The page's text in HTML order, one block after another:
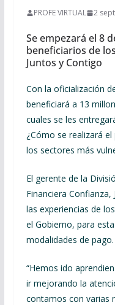
PROFE VIRTUAL 2
Se empezará el 8
beneficiarios de
Juntos y Contigo
Con la oficialización
beneficiará a 13
cuales se les
¿Cómo se realizará
los sectores más
El gerente de la
Financiera
las experiencias de
el Gobierno, para
modalidades de pago.
“Hemos ido
ir mejorando la
contamos con varias